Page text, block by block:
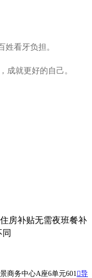
姓看牙负担。
成就更好的自己。
住房补贴无需夜班餐补
商务中心A座6单元601导